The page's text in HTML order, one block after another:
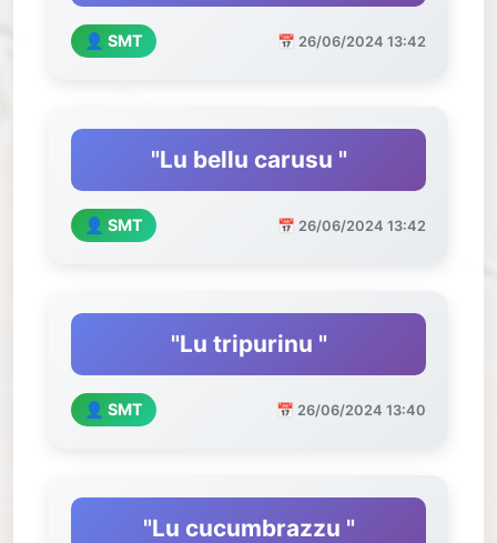
👤 SMT 📅 26/06/2024 13:42
"Lu bellu carusu "
👤 SMT 📅 26/06/2024 13:42
"Lu tripurinu "
👤 SMT 📅 26/06/2024 13:40
"Lu cucumbrazzu "